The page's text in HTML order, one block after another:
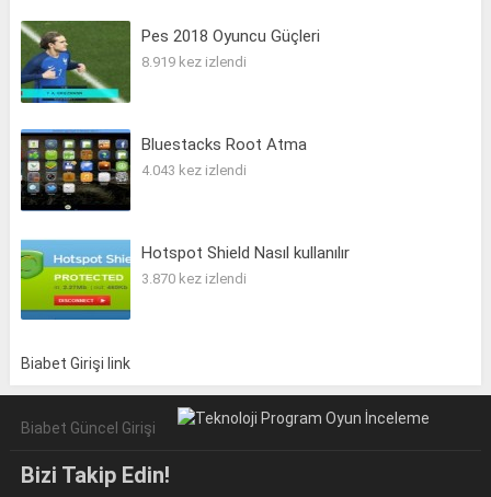
Pes 2018 Oyuncu Güçleri
8.919 kez izlendi
Bluestacks Root Atma
4.043 kez izlendi
Hotspot Shield Nasıl kullanılır
3.870 kez izlendi
Biabet Girişi link
Biabet Güncel Girişi
Bizi Takip Edin!